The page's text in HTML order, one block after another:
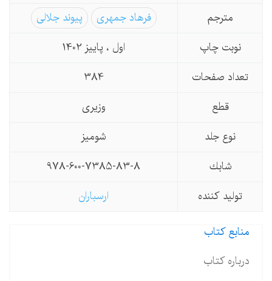
مترجم
فرهاد جمهری
پیوند جلالی
نوبت چاپ
اول ، پاییز 1402
تعداد صفحات
384
قطع
وزیری
نوع جلد
شومیز
شابك
978-600-7385-83-8
تولید كننده
ارسباران
منابع کتاب
درباره کتاب